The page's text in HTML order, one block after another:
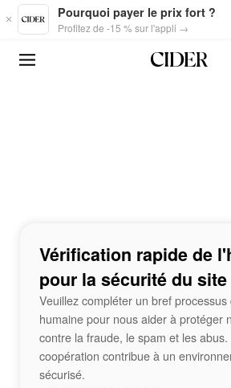
Skip to main content
Pourquoi payer le prix fort ?
Profitez de -15 % sur l'appli →
Vérification rapide de
pour la sécurité du site
Veuillez compléter un bref processus
humaine pour nous aider à protéger
contre la fraude, le spam et les abus.
coopération contribue à un
sécurisé.